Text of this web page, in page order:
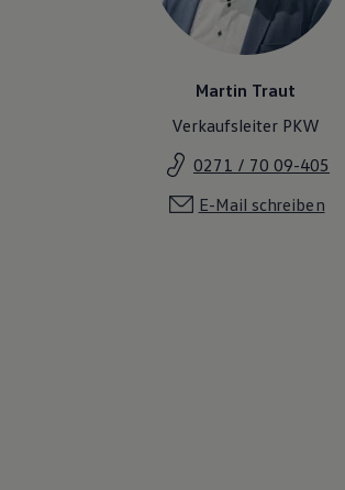
Martin Traut
Verkaufsleiter PKW
0271 / 70 09-405
E-Mail schreiben